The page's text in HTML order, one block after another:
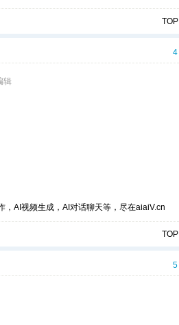
TOP
4
辑
，AI视频生成，AI对话聊天等，尽在aiaiV.cn
TOP
5